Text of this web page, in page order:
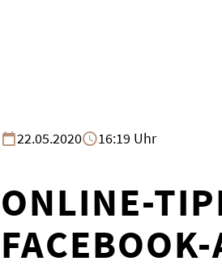
22.05.2020 16:19 Uhr
ONLINE-
FACEBOOK-